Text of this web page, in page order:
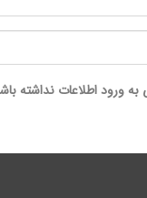
به ورود اطلاعات نداشته